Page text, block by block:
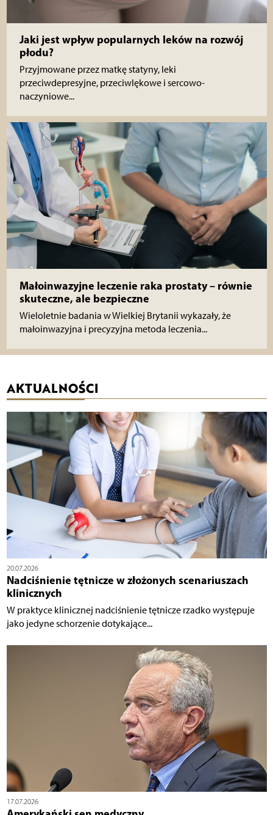
Jaki jest wpływ popularnych leków na rozwój
płodu?
Przyjmowane przez matkę statyny, leki
przeciwdepresyjne, przeciwlękowe i sercowo-
naczyniowe...
Małoinwazyjne leczenie raka prostaty – równie
skuteczne, ale bezpieczne
Wieloletnie badania w Wielkiej Brytanii wykazały, że
małoinwazyjna i precyzyjna metoda leczenia...
AKTUALNOŚCI
20.07.2026
Nadciśnienie tętnicze w złożonych scenariuszach
klinicznych
W praktyce klinicznej nadciśnienie tętnicze rzadko występuje
jako jedyne schorzenie dotykające...
17.07.2026